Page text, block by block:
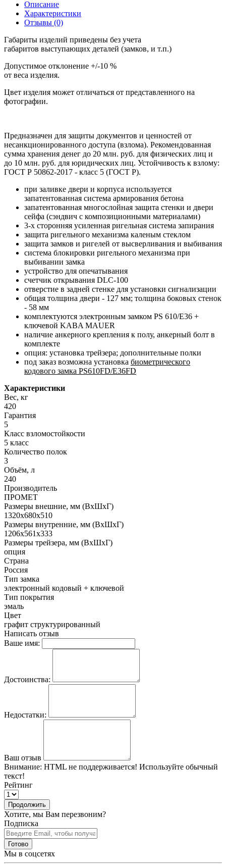
Описание
Характеристики
Отзывы (0)
Габариты изделий приведены без учета
габаритов выступающих деталей (замков, и т.п.)
Допустимое отклонение +/-10 %
от веса изделия.
Цвет изделия может отличаться от представленного на
фотографии.
Предназначен для защиты документов и ценностей от
несанкционированного доступа (взлома). Рекомендованная
сумма хранения денег до 20 млн. руб. для физических лиц и
до 10 млн. руб. для юридических лиц. Устойчивость к взлому:
ГОСТ Р 50862-2017 - класс 5 (ГОСТ Р).
при заливке двери и корпуса используется
запатентованная система армирования бетона
запатентованная многослойная защита стенки и двери
сейфа (сэндвич с композиционными материалами)
3-х сторонняя усиленная ригельная система запирания
защита ригельного механизма каленым стеклом
защита замков и ригелей от высверливания и выбивания
система блокировки ригельного механизма при
выбивании замка
устройство для опечатывания
счетчик открывания DLC-100
отверстие в задней стенке для установки сигнализации
общая толщина двери - 127 мм; толщина боковых стенок
- 58 мм
комплектуются электронным замком PS 610/E36 +
ключевой KABA MAUER
наличие анкерного крепления к полу, анкерный болт в
комплекте
опция: установка трейзера; дополнительные полки
под заказ возможна установка биометрического
кодового замка PS610FD/E36FD
Характеристики
Вес, кг
420
Гарантия
5
Класс взломостойкости
5 класс
Количество полок
3
Объём, л
240
Производитель
ПРОМЕТ
Размеры внешние, мм (ВхШхГ)
1320x680x510
Размеры внутренние, мм (ВхШхГ)
1206x561x333
Размеры трейзера, мм (ВхШхГ)
опция
Страна
Россия
Тип замка
электронный кодовый + ключевой
Тип покрытия
эмаль
Цвет
графит структурированный
Написать отзыв
Ваше имя:
Достоинства:
Недостатки:
Ваш отзыв
Внимание: HTML не поддерживается! Используйте обычный
текст!
Рейтинг
Продолжить
Хотите, мы Вам перезвоним?
Подписка
Готово
Мы в соцсетях